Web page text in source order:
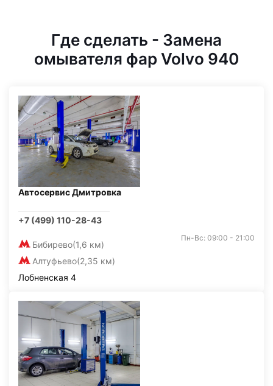
Где сделать - Замена
омывателя фар Volvo 940
Автосервис Дмитровка
+7 (499) 110-28-43
Бибирево(1,6 км)
Алтуфьево(2,35 км)
Пн-Вс: 09:00 - 21:00
Лобненская 4